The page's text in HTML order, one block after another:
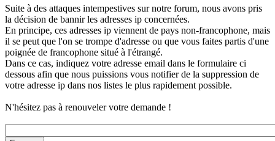
Suite à des attaques intempestives sur notre forum, nous avons pris
la décision de bannir les adresses ip concernées.
En principe, ces adresses ip viennent de pays non-francophone, mais
il se peut que l'on se trompe d'adresse ou que vous faites partis d'une
poignée de francophone situé à l'étrangé.
Dans ce cas, indiquez votre adresse email dans le formulaire ci
dessous afin que nous puissions vous notifier de la suppression de
votre adresse ip dans nos listes le plus rapidement possible.
N'hésitez pas à renouveler votre demande !